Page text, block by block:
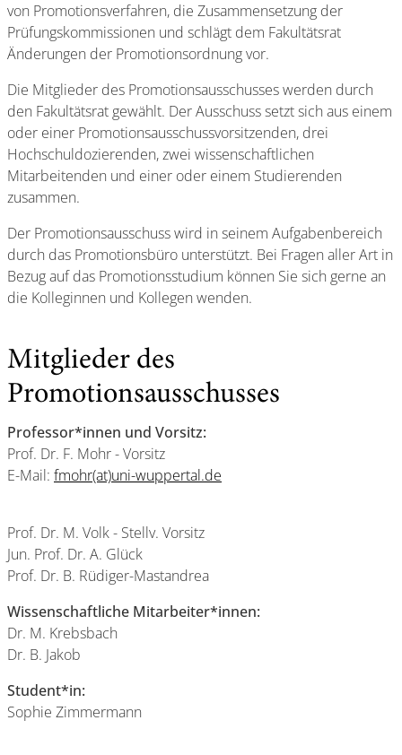
von Promotionsverfahren, die Zusammensetzung der
Prüfungskommissionen und schlägt dem Fakultätsrat
Änderungen der Promotionsordnung vor.
Die Mitglieder des Promotionsausschusses werden durch
den Fakultätsrat gewählt. Der Ausschuss setzt sich aus einem
oder einer Promotionsausschussvorsitzenden, drei
Hochschuldozierenden, zwei wissenschaftlichen
Mitarbeitenden und einer oder einem Studierenden
zusammen.
Der Promotionsausschuss wird in seinem Aufgabenbereich
durch das Promotionsbüro unterstützt. Bei Fragen aller Art in
Bezug auf das Promotionsstudium können Sie sich gerne an
die Kolleginnen und Kollegen wenden.
Mitglieder des
Promotionsausschusses
Professor*innen und Vorsitz:
Prof. Dr. F. Mohr - Vorsitz
E-Mail: fmohr(at)uni-wuppertal.de
Prof. Dr. M. Volk - Stellv. Vorsitz
Jun. Prof. Dr. A. Glück
Prof. Dr. B. Rüdiger-Mastandrea
Wissenschaftliche Mitarbeiter*innen:
Dr. M. Krebsbach
Dr. B. Jakob
Student*in:
Sophie Zimmermann